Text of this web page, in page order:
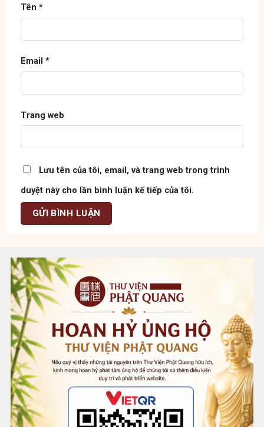
Tên *
Email *
Trang web
Lưu tên của tôi, email, và trang web trong trình
duyệt này cho lần bình luận kế tiếp của tôi.